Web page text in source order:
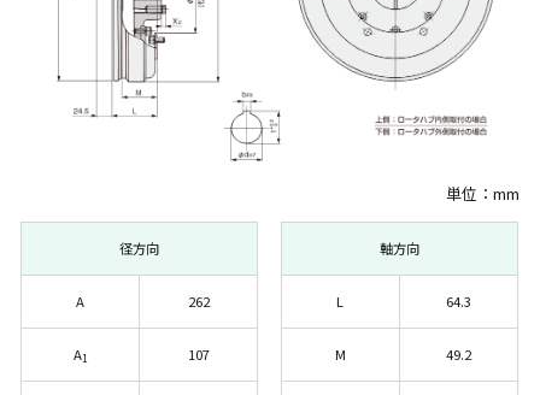
単位：mm
径方向
A 262
A1 107
軸方向
L 64.3
M 49.2